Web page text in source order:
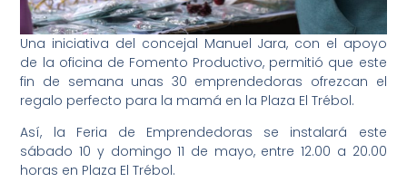
Una iniciativa del concejal Manuel Jara, con el apoyo
de la oficina de Fomento Productivo, permitió que este
fin de semana unas 30 emprendedoras ofrezcan el
regalo perfecto para la mamá en la Plaza El Trébol.
Así, la Feria de Emprendedoras se instalará este
sábado 10 y domingo 11 de mayo, entre 12.00 a 20.00
horas en Plaza El Trébol.